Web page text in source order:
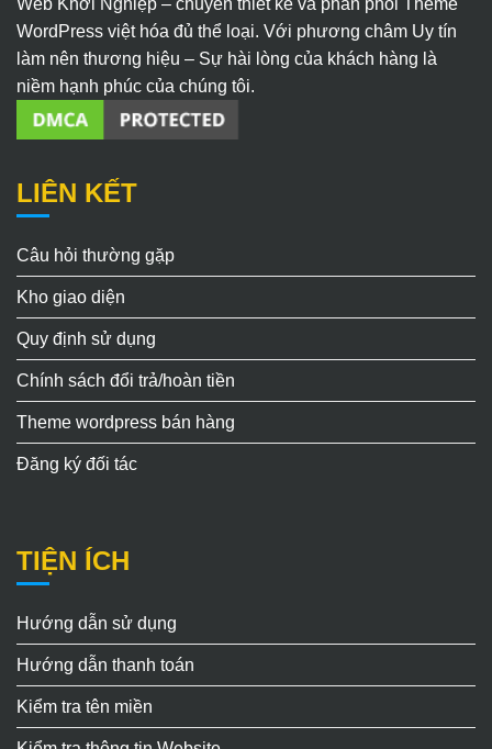
Web Khởi Nghiệp – chuyên thiết kế và phân phối Theme
WordPress việt hóa đủ thể loại. Với phương châm Uy tín
làm nên thương hiệu – Sự hài lòng của khách hàng là
niềm hạnh phúc của chúng tôi.
LIÊN KẾT
Câu hỏi thường gặp
Kho giao diện
Quy định sử dụng
Chính sách đổi trả/hoàn tiền
Theme wordpress bán hàng
Đăng ký đối tác
TIỆN ÍCH
Hướng dẫn sử dụng
Hướng dẫn thanh toán
Kiểm tra tên miền